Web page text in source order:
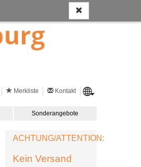
Merkliste Kontakt
Sonderangebote
ACHTUNG/ATTENTION:
Kein Versand